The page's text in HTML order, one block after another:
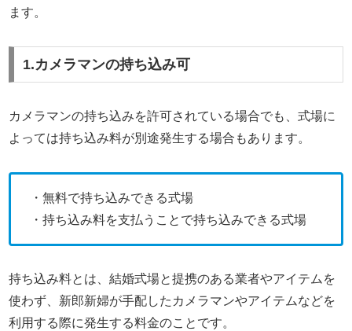
ます。
1.カメラマンの持ち込み可
カメラマンの持ち込みを許可されている場合でも、式場に
よっては持ち込み料が別途発生する場合もあります。
・無料で持ち込みできる式場
・持ち込み料を支払うことで持ち込みできる式場
持ち込み料とは、結婚式場と提携のある業者やアイテムを
使わず、新郎新婦が手配したカメラマンやアイテムなどを
利用する際に発生する料金のことです。